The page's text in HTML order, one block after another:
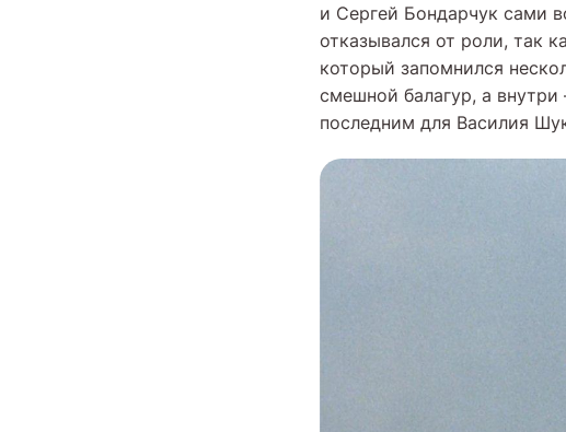
и Сергей Бондарчук сами
отказывался от роли, так
который запомнился
смешной балагур, а
последним для Василия